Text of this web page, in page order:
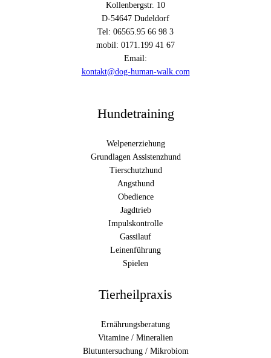
Kollenbergstr. 10
D-54647 Dudeldorf
Tel: 06565.95 66 98 3
mobil: 0171.199 41 67
Email:
kontakt@dog-human-walk.com
Hundetraining
Welpenerziehung
Grundlagen Assistenzhund
Tierschutzhund
Angsthund
Obedience
Jagdtrieb
Impulskontrolle
Gassilauf
Leinenführung
Spielen
Tierheilpraxis
Ernährungsberatung
Vitamine / Mineralien
Blutuntersuchung / Mikrobiom